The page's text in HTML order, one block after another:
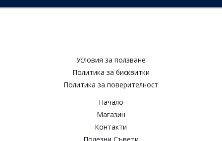
Условия за ползване​
Политика за бисквитки​
Политика за поверителност​
Начало
Магазин
Контакти